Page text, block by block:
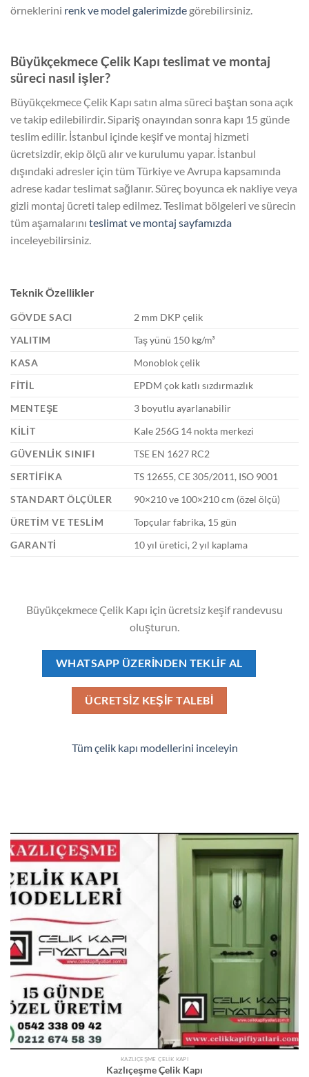
örneklerini renk ve model galerimizde görebilirsiniz.
Büyükçekmece Çelik Kapı teslimat ve montaj
süreci nasıl işler?
Büyükçekmece Çelik Kapı satın alma süreci baştan sona açık
ve takip edilebilirdir. Sipariş onayından sonra kapı 15 günde
teslim edilir. İstanbul içinde keşif ve montaj hizmeti
ücretsizdir, ekip ölçü alır ve kurulumu yapar. İstanbul
dışındaki adresler için tüm Türkiye ve Avrupa kapsamında
adrese kadar teslimat sağlanır. Süreç boyunca ek nakliye veya
gizli montaj ücreti talep edilmez. Teslimat bölgeleri ve sürecin
tüm aşamalarını teslimat ve montaj sayfamızda
inceleyebilirsiniz.
Teknik Özellikler
GÖVDE SACI
2 mm DKP çelik
YALITIM
Taş yünü 150 kg/m³
KASA
Monoblok çelik
FITIL
EPDM çok katlı sızdırmazlık
MENTEŞE
3 boyutlu ayarlanabilir
KILIT
Kale 256G 14 nokta merkezi
GÜVENLIK SINIFI
TSE EN 1627 RC2
SERTIFIKA
TS 12655, CE 305/2011, ISO 9001
STANDART ÖLÇÜLER
90×210 ve 100×210 cm (özel ölçü)
ÜRETIM VE TESLIM
Topçular fabrika, 15 gün
GARANTI
10 yıl üretici, 2 yıl kaplama
Büyükçekmece Çelik Kapı için ücretsiz keşif randevusu
oluşturun.
WHATSAPP ÜZERINDEN TEKLIF AL
ÜCRETSIZ KEŞIF TALEBI
Tüm çelik kapı modellerini inceleyin
KAZLIÇEŞME ÇELIK KAPI
Kazlıçeşme Çelik Kapı